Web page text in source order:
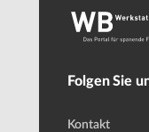
Folgen Sie
Kontakt